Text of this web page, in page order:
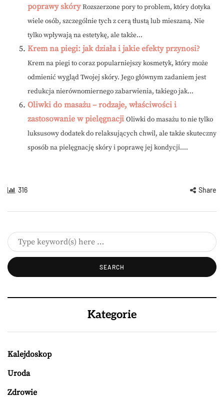
poprawy skóry Rozszerzone pory to problem, który dotyka
wiele osób, szczególnie tych z cerą tłustą lub mieszaną. Nie
tylko wpływają na estetykę, ale także...
Krem na piegi: jak działa i jakie efekty przynosi?
Krem na piegi to coraz popularniejszy kosmetyk, który może
odmienić wygląd Twojej skóry. Jego głównym zadaniem jest
redukcja nierównomiernego zabarwienia, takiego jak...
Oliwki do masażu – rodzaje, właściwości i
zastosowanie w pielęgnacji Oliwki do masażu to nie tylko
luksusowy dodatek do relaksujących chwil, ale także skuteczny
sposób na pielęgnację skóry i poprawę jej kondycji....
316 Share
Kategorie
Kalejdoskop
Uroda
Zdrowie